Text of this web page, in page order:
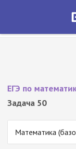
ЕГЭ по
Задача 50
Математика